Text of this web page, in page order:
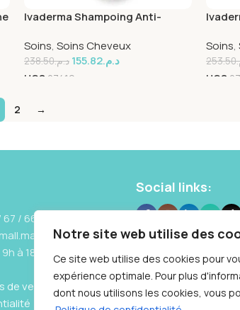
Notre site web utilise des
Ce site web utilise des cookies pour
expérience optimale. Pour plus
dont nous utilisons les cookies, vous
Ivaderma Shampoing Anti-
Soins, Soins Cheveux
د.م.238.50 د.م.155.82
UGS 27419
Soins,
253.50
UGS
2 →
/ 662 69 10 87
à 18h - Samedi : 9h à
vente
Social links: